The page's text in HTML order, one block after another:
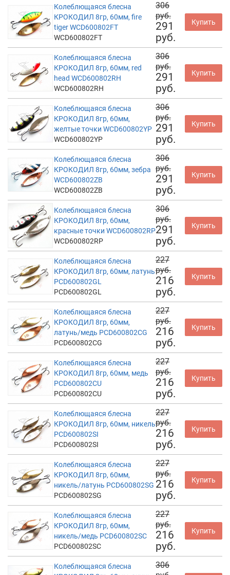
Колеблющаяся блесна
КРОКОДИЛ 8гр, 60мм, fire
tiger WCD600802FT
WCD600802FT
306
руб.
291
руб.
Купить
Колеблющаяся блесна
КРОКОДИЛ 8гр, 60мм, red
head WCD600802RH
WCD600802RH
306
руб.
291
руб.
Купить
Колеблющаяся блесна
КРОКОДИЛ 8гр, 60мм,
желтые точки WCD600802YP
WCD600802YP
306
руб.
291
руб.
Купить
Колеблющаяся блесна
КРОКОДИЛ 8гр, 60мм, зебра
WCD600802ZB
WCD600802ZB
306
руб.
291
руб.
Купить
Колеблющаяся блесна
КРОКОДИЛ 8гр, 60мм,
красные точки WCD600802RP
WCD600802RP
306
руб.
291
руб.
Купить
Колеблющаяся блесна
КРОКОДИЛ 8гр, 60мм, латунь
PCD600802GL
PCD600802GL
227
руб.
216
руб.
Купить
Колеблющаяся блесна
КРОКОДИЛ 8гр, 60мм,
латунь/медь PCD600802CG
PCD600802CG
227
руб.
216
руб.
Купить
Колеблющаяся блесна
КРОКОДИЛ 8гр, 60мм, медь
PCD600802CU
PCD600802CU
227
руб.
216
руб.
Купить
Колеблющаяся блесна
КРОКОДИЛ 8гр, 60мм, никель
PCD600802SI
PCD600802SI
227
руб.
216
руб.
Купить
Колеблющаяся блесна
КРОКОДИЛ 8гр, 60мм,
никель/латунь PCD600802SG
PCD600802SG
227
руб.
216
руб.
Купить
Колеблющаяся блесна
КРОКОДИЛ 8гр, 60мм,
никель/медь PCD600802SC
PCD600802SC
227
руб.
216
руб.
Купить
Колеблющаяся блесна
306